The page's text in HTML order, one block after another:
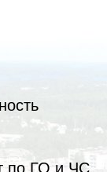
по ГО и ЧС